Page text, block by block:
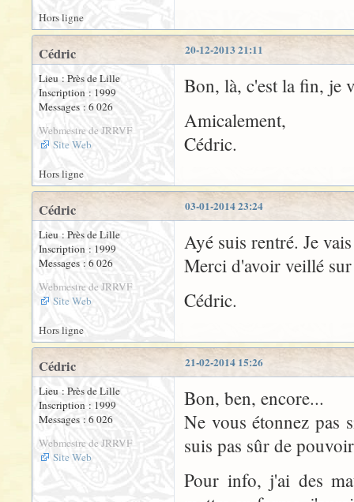
Hors ligne
20-12-2013 21:11
Cédric
Lieu : Près de Lille
Inscription : 1999
Messages : 6 026
Webmestre de JRRVF
Site Web
Bon, là, c'est la fin, je
Amicalement,
Cédric.
Hors ligne
03-01-2014 23:24
Cédric
Lieu : Près de Lille
Inscription : 1999
Messages : 6 026
Webmestre de JRRVF
Site Web
Ayé suis rentré. Je
Merci d'avoir veillé
Cédric.
Hors ligne
21-02-2014 15:26
Cédric
Lieu : Près de Lille
Inscription : 1999
Messages : 6 026
Webmestre de JRRVF
Site Web
Bon, ben, encore...
Ne vous étonnez pas
suis pas sûr de
Pour info, j'ai des